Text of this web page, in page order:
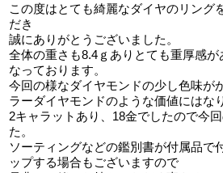
この度はとても綺麗なダイヤのリング
だき
誠にありがとうございました。
全体の重さも8.4ｇありとても重厚感
なっております。
今回の様なダイヤモンドの少し色味が
ラーダイヤモンドのような価値にはな
2キャラットあり、18金でしたので今
た。
ソーティングなどの鑑別書が付属品で
ップする場合もございますので